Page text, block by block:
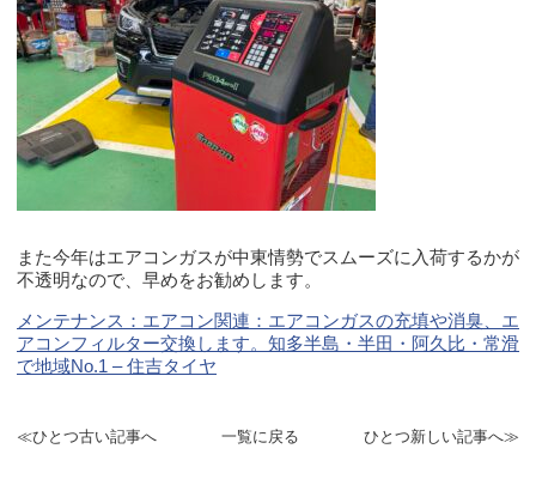
また今年はエアコンガスが中東情勢でスムーズに入荷するかが
不透明なので、早めをお勧めします。
メンテナンス：エアコン関連：エアコンガスの充填や消臭、エ
アコンフィルター交換します。知多半島・半田・阿久比・常滑
で地域No.1 – 住吉タイヤ
≪ひとつ古い記事へ 一覧に戻る ひとつ新しい記事へ≫